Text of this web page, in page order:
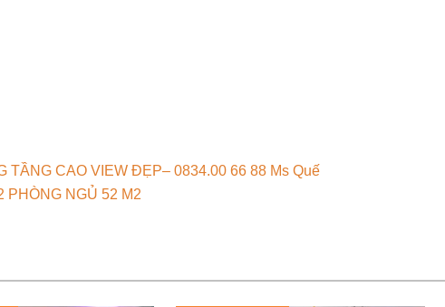
TẦNG CAO VIEW ĐẸP– 0834.00 66 88 Ms Quế
PHÒNG NGỦ 52 M2